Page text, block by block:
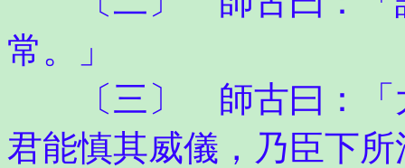
常。」
〔三〕 師古曰：「大
君能慎其威儀，乃臣下